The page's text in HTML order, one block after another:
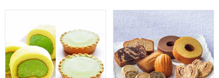
京都宇治 茶游堂 濃茶ロールケーキ＆抹茶チーズケーキ4個
パティスリー キハチ 焼菓子